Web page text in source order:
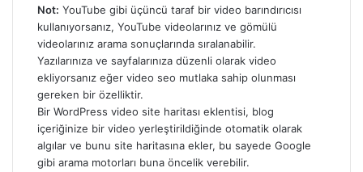
Not: YouTube gibi üçüncü taraf bir video barındırıcısı
kullanıyorsanız, YouTube videolarınız ve gömülü
videolarınız arama sonuçlarında sıralanabilir.
Yazılarınıza ve sayfalarınıza düzenli olarak video
ekliyorsanız eğer video seo mutlaka sahip olunması
gereken bir özelliktir.
Bir WordPress video site haritası eklentisi, blog
içeriğinize bir video yerleştirildiğinde otomatik olarak
algılar ve bunu site haritasına ekler, bu sayede Google
gibi arama motorları buna öncelik verebilir.